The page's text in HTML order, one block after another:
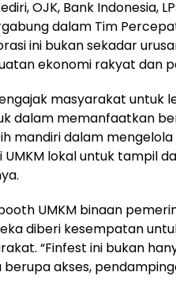
OJK, Bank Indonesia,
dalam Tim
ini bukan sekadar
ekonomi rakyat dan
masyarakat untuk
dalam memanfaatkan
mandiri dalam
UMKM lokal untuk tampil
UMKM binaan
diberi kesempatan
“Finfest ini bukan
akses,